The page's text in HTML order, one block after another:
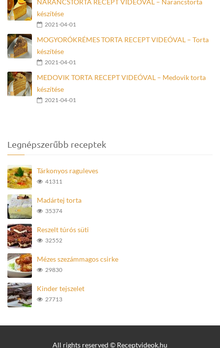
NARANCSTORTA RECEPT VIDEÓVAL – Narancstorta
készítése
2021-04-01
MOGYORÓKRÉMES TORTA RECEPT VIDEÓVAL – Torta
készítése
2021-04-01
MEDOVIK TORTA RECEPT VIDEÓVAL – Medovik torta
készítése
2021-04-01
Legnépszerűbb receptek
Tárkonyos raguleves
41311
Madártej torta
35374
Reszelt túrós süti
32552
Mézes szezámmagos csirke
29830
Kinder tejszelet
27713
All rights reserved © Receptvideok.hu